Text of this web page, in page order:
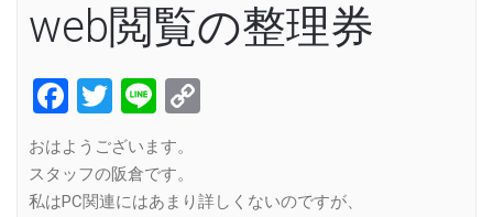
web閲覧の整理券
Facebook
Twitter
Line
おはようございます。
スタッフの阪倉です。
私はPC関連にはあまり詳しくないのですが、